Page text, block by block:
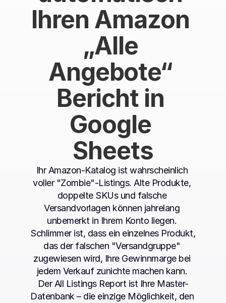
Ihren Amazon
„Alle
Angebote“
Bericht in
Google
Sheets
Ihr Amazon-Katalog ist wahrscheinlich
voller "Zombie"-Listings. Alte Produkte,
doppelte SKUs und falsche
Versandvorlagen können jahrelang
unbemerkt in Ihrem Konto liegen.
Schlimmer ist, dass ein einzelnes Produkt,
das der falschen "Versandgruppe"
zugewiesen wird, Ihre Gewinnmarge bei
jedem Verkauf zunichte machen kann.
Der All Listings Report ist Ihre Master-
Datenbank – die einzige Möglichkeit, den